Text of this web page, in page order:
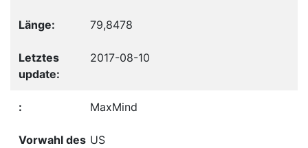
79,8478
2017-08-10
MaxMind
US